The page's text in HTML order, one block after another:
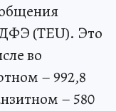
(TEU). Это
во
– 992,8
– 580